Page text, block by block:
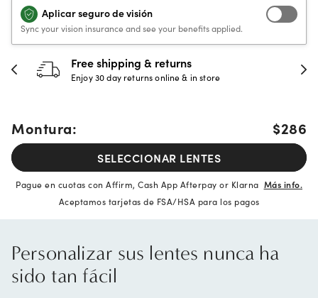
Aplicar seguro de visión
Sync your vision insurance and see your benefits applied.
Free shipping & returns
Enjoy 30 day returns online & in store
Montura: $286
SELECCIONAR LENTES
Pague en cuotas con Affirm, Cash App Afterpay or Klarna Más info.
Aceptamos tarjetas de FSA/HSA para los pagos
Personalizar sus lentes nunca ha
sido tan fácil